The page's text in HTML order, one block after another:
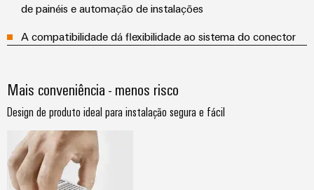
de painéis e automação de instalações
A compatibilidade dá flexibilidade ao sistema do conector
Mais conveniência - menos risco
Design de produto ideal para instalação segura e fácil